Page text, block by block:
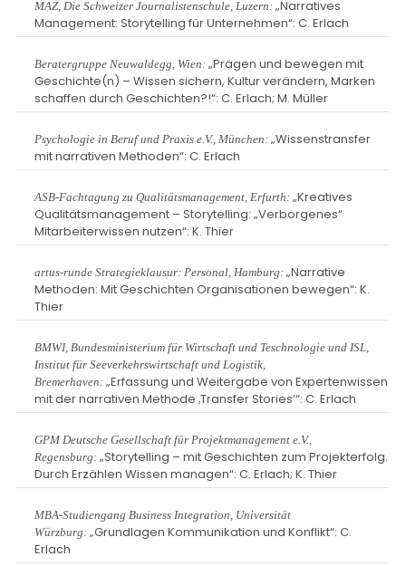
MAZ, Die Schweizer Journalistenschule, Luzern: „Narratives
Management: Storytelling für Unternehmen“: C. Erlach
Beratergruppe Neuwaldegg, Wien: „Prägen und bewegen mit
Geschichte(n) – Wissen sichern, Kultur verändern, Marken
schaffen durch Geschichten?!“: C. Erlach; M. Müller
Psychologie in Beruf und Praxis e.V., München: „Wissenstransfer
mit narrativen Methoden“: C. Erlach
ASB-Fachtagung zu Qualitätsmanagement, Erfurth: „Kreatives
Qualitätsmanagement – Storytelling: „Verborgenes“
Mitarbeiterwissen nutzen“: K. Thier
artus-runde Strategieklausur: Personal, Hamburg: „Narrative
Methoden: Mit Geschichten Organisationen bewegen“: K.
Thier
BMWI, Bundesministerium für Wirtschaft und Teschnologie und ISL,
Institut für Seeverkehrswirtschaft und Logistik,
Bremerhaven: „Erfassung und Weitergabe von Expertenwissen
mit der narrativen Methode ‚Transfer Stories‘“: C. Erlach
GPM Deutsche Gesellschaft für Projektmanagement e.V.,
Regensburg: „Storytelling – mit Geschichten zum Projekterfolg.
Durch Erzählen Wissen managen“: C. Erlach; K. Thier
MBA-Studiengang Business Integration, Universität
Würzburg: „Grundlagen Kommunikation und Konflikt“: C.
Erlach